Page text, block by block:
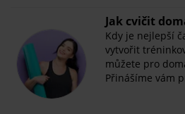
Jak cvičit
Kdy je nejlepší
vytvořit
můžete pro
Přinášíme vám